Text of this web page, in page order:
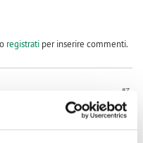
registratiper inserire commenti.
#7
Sicuramente dovuto